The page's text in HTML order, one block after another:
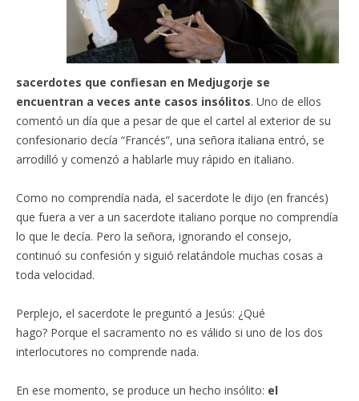
sacerdotes que confiesan en Medjugorje se
encuentran a veces ante casos insólitos. Uno de ellos
comentó un día que a pesar de que el cartel al exterior de su
confesionario decía “Francés”, una señora italiana entró, se
arrodilló y comenzó a hablarle muy rápido en italiano.
Como no comprendía nada, el sacerdote le dijo (en francés)
que fuera a ver a un sacerdote italiano porque no comprendía
lo que le decía. Pero la señora, ignorando el consejo,
continuó su confesión y siguió relatándole muchas cosas a
toda velocidad.
Perplejo, el sacerdote le preguntó a Jesús: ¿Qué
hago? Porque el sacramento no es válido si uno de los dos
interlocutores no comprende nada.
En ese momento, se produce un hecho insólito: el